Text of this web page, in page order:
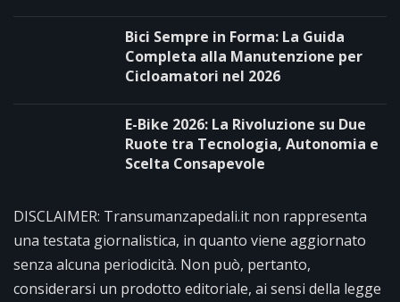
Bici Sempre in Forma: La Guida
Completa alla Manutenzione per
Cicloamatori nel 2026
E-Bike 2026: La Rivoluzione su Due
Ruote tra Tecnologia, Autonomia e
Scelta Consapevole
DISCLAIMER: Transumanzapedali.it non rappresenta
una testata giornalistica, in quanto viene aggiornato
senza alcuna periodicità. Non può, pertanto,
considerarsi un prodotto editoriale, ai sensi della legge